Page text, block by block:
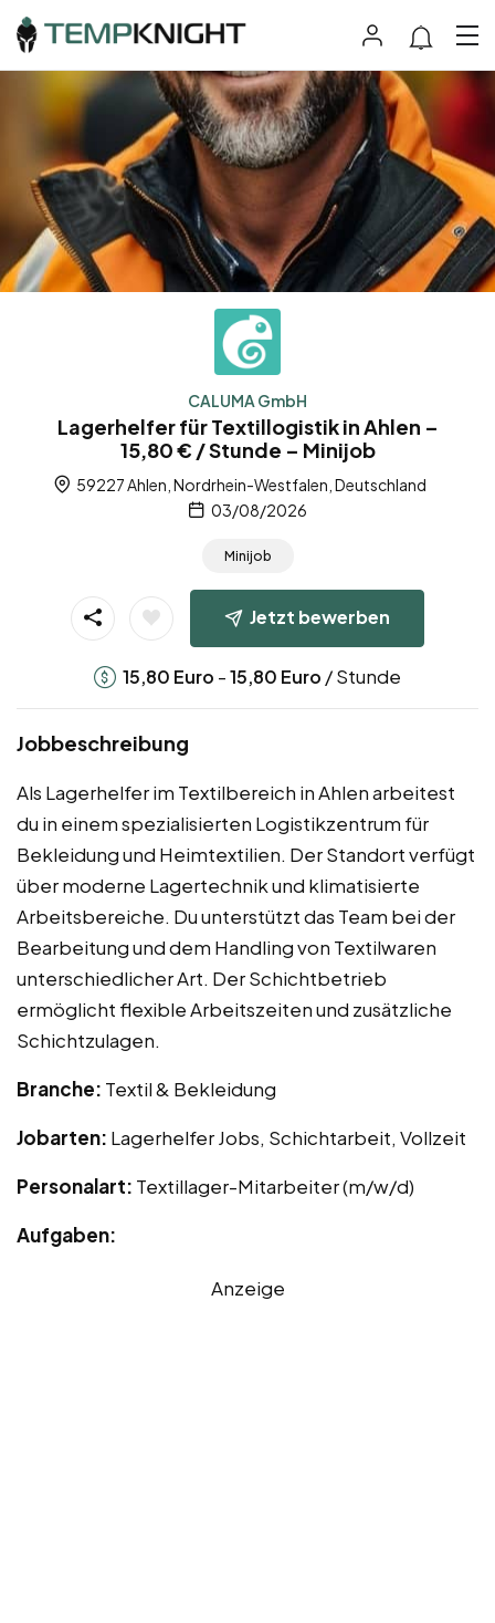
CALUMA GmbH
Lagerhelfer für Textillogistik in Ahlen –
15,80 € / Stunde – Minijob
59227 Ahlen, Nordrhein-Westfalen, Deutschland
03/08/2026
Minijob
Jetzt bewerben
15,80 Euro -15,80 Euro / Stunde
Jobbeschreibung
Als Lagerhelfer im Textilbereich in Ahlen arbeitest
du in einem spezialisierten Logistikzentrum für
Bekleidung und Heimtextilien. Der Standort verfügt
über moderne Lagertechnik und klimatisierte
Arbeitsbereiche. Du unterstützt das Team bei der
Bearbeitung und dem Handling von Textilwaren
unterschiedlicher Art. Der Schichtbetrieb
ermöglicht flexible Arbeitszeiten und zusätzliche
Schichtzulagen.
Branche: Textil & Bekleidung
Jobarten: Lagerhelfer Jobs, Schichtarbeit, Vollzeit
Personalart: Textillager-Mitarbeiter (m/w/d)
Aufgaben:
Anzeige